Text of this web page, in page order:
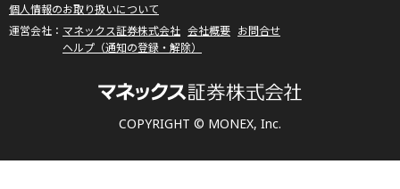
COPYRIGHT © MONEX, Inc.
個人情報のお取り扱いについて
マネックス証券株式会社 会社概要 お問合せ
ヘルプ（通知の登録・解除）